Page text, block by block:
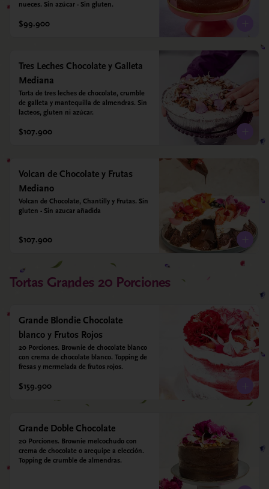
nueces. Sin azúcar - Sin gluten.
$99.900
Tres Leches Chocolate y Galleta
Mediana
Torta de tres leches de chocolate, crumble
de galleta y mantequilla de almendras. Sin
lacteos, gluten ni azúcar.
$107.900
Volcan de Chocolate y Frutas
Mediano
Volcan de Chocolate, Chantilly y Frutas. Sin
gluten - Sin azucar añadida
$107.900
Tortas Grandes 20 Porciones
Grande Blondie Chocolate
blanco y Frutos Rojos
20 Porciones. Brownie de chocolate blanco
con crema de chocolate blanco. Topping de
fresas y mermelada de frutos rojos.
$159.900
Grande Doble Chocolate
20 Porciones. Brownie melcochudo con
crema de chocolate o arequipe a elección.
Topping de crumble de almendras.